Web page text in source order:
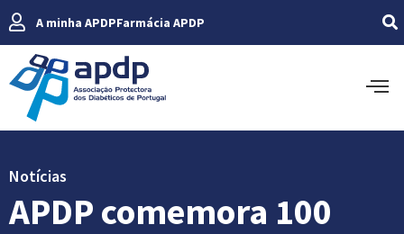
A minha APDPFarmácia APDP
Notícias
APDP comemora 100